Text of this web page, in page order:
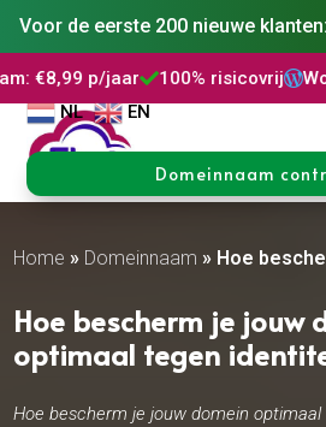
Voor de eerste 200 nieuwe
100% risicovrijWordPress
NL
EN
Domeinnaam
Home » Domeinnaam » Hoe
Hoe bescherm je jouw
optimaal tegen
Hoe bescherm je jouw domein